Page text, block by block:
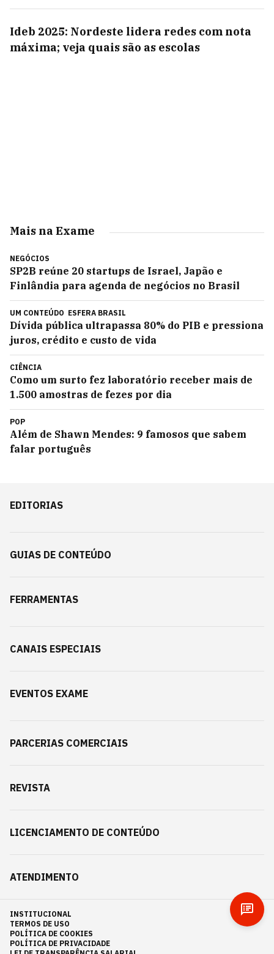
Ideb 2025: Nordeste lidera redes com nota
máxima; veja quais são as escolas
Mais na Exame
NEGÓCIOS
SP2B reúne 20 startups de Israel, Japão e
Finlândia para agenda de negócios no Brasil
UM CONTEÚDO ESFERA BRASIL
Dívida pública ultrapassa 80% do PIB e pressiona
juros, crédito e custo de vida
CIÊNCIA
Como um surto fez laboratório receber mais de
1.500 amostras de fezes por dia
POP
Além de Shawn Mendes: 9 famosos que sabem
falar português
EDITORIAS
GUIAS DE CONTEÚDO
FERRAMENTAS
CANAIS ESPECIAIS
EVENTOS EXAME
PARCERIAS COMERCIAIS
REVISTA
LICENCIAMENTO DE CONTEÚDO
ATENDIMENTO
INSTITUCIONAL
TERMOS DE USO
POLÍTICA DE COOKIES
POLÍTICA DE PRIVACIDADE